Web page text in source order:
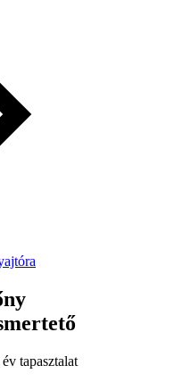
tapasztalat